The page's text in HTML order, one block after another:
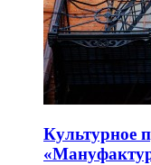
Культурное